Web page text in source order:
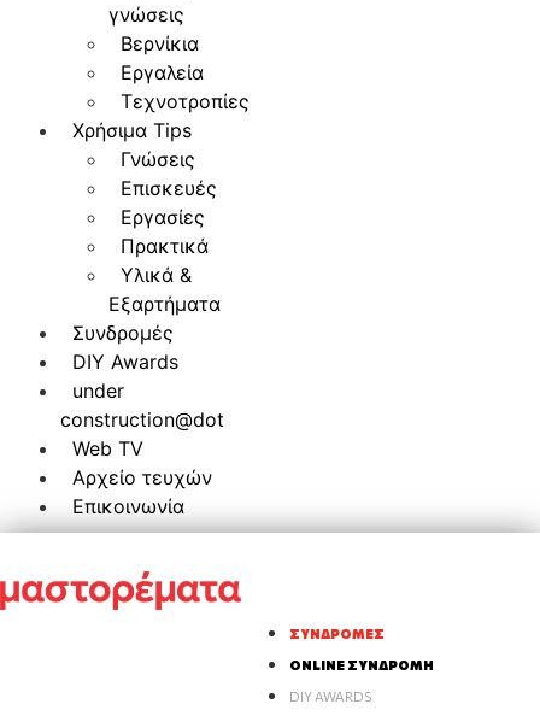
γνώσεις
Βερνίκια
Εργαλεία
Τεχνοτροπίες
Χρήσιμα Tips
Γνώσεις
Επισκευές
Εργασίες
Πρακτικά
Υλικά &
Εξαρτήματα
Συνδρομές
DIY Awards
under
construction@dot
Web TV
Αρχείο τευχών
Επικοινωνία
ΣΥΝΔΡΟΜΈΣ
ONLINE ΣΥΝΔΡΟΜΉ
DIY AWARDS